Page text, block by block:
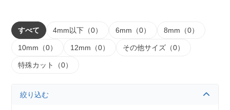
すべて 4mm以下（0） 6mm（0） 8mm（0）
10mm（0） 12mm（0） その他サイズ（0）
特殊カット（0）
絞り込む